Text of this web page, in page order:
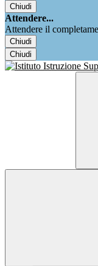
Chiudi
Attendere...
Attendere il
Chiudi
Chiudi